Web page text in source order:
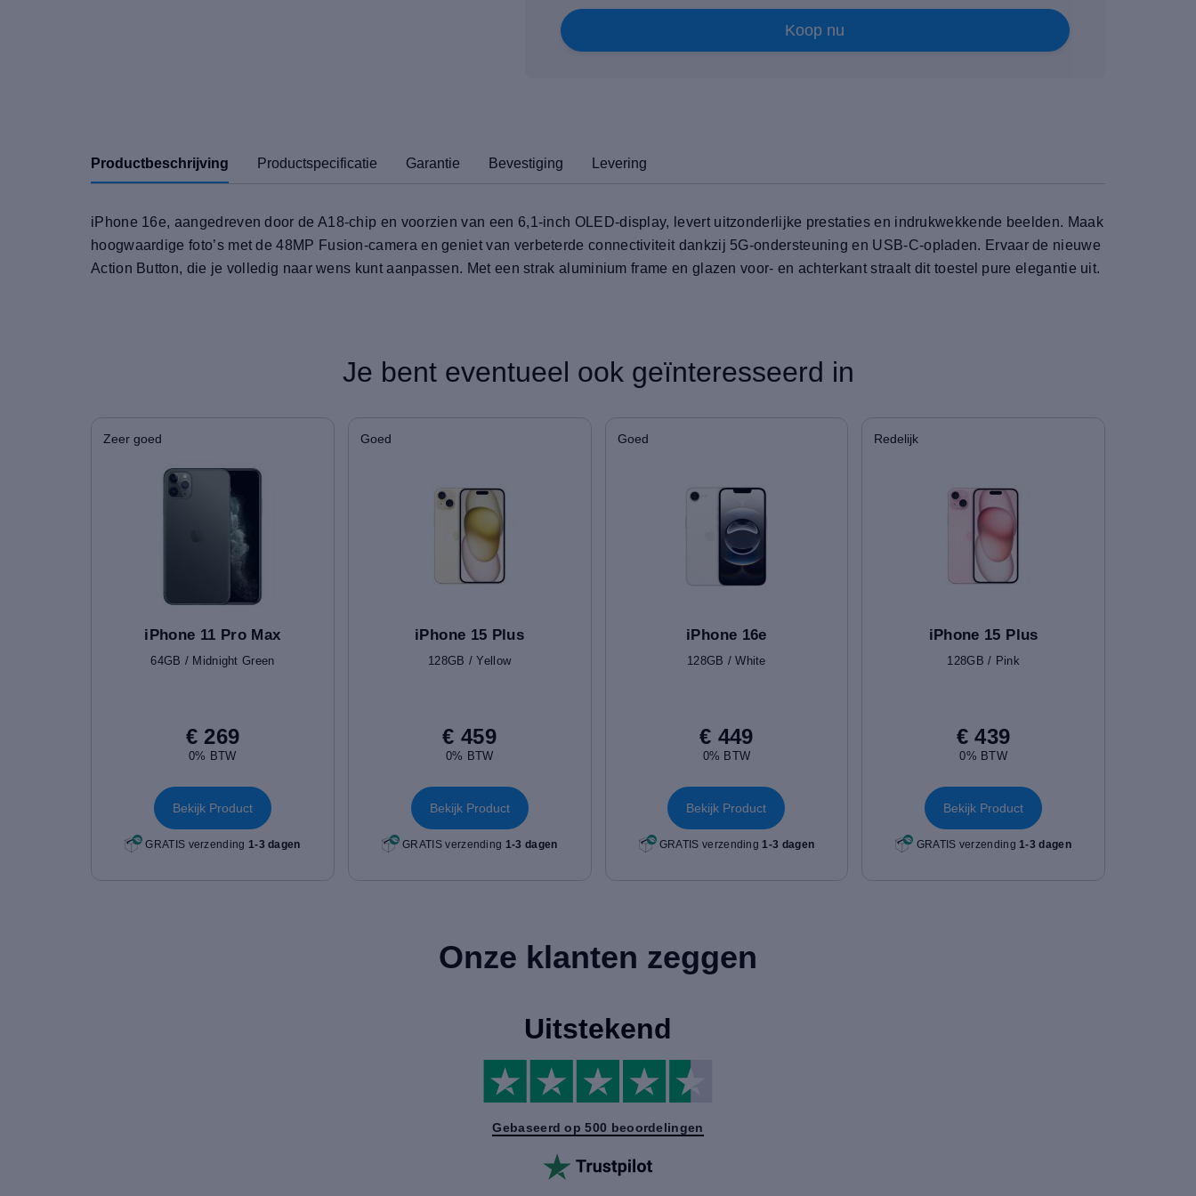
Koop nu
Productbeschrijving Productspecificatie Garantie Bevestiging Levering
iPhone 16e, aangedreven door de A18-chip en voorzien van een 6,1-inch OLED-display, levert uitzonderlijke prestaties en indrukwekkende beelden. Maak
hoogwaardige foto’s met de 48MP Fusion-camera en geniet van verbeterde connectiviteit dankzij 5G-ondersteuning en USB-C-opladen. Ervaar de nieuwe
Action Button, die je volledig naar wens kunt aanpassen. Met een strak aluminium frame en glazen voor- en achterkant straalt dit toestel pure elegantie uit.
Je bent eventueel ook geïnteresseerd in
Zeer goed
iPhone 11 Pro Max
64GB / Midnight Green
€ 269
0% BTW
Bekijk Product
GRATIS verzending 1-3 dagen
Goed
iPhone 15 Plus
128GB / Yellow
€ 459
0% BTW
Bekijk Product
GRATIS verzending 1-3 dagen
Goed
iPhone 16e
128GB / White
€ 449
0% BTW
Bekijk Product
GRATIS verzending1-3 dagen
Redelijk
iPhone 15 Plus
128GB / Pink
€ 439
0% BTW
Bekijk Product
GRATIS verzending1-3 dagen
Onze klanten zeggen
Uitstekend
Gebaseerd op 500 beoordelingen